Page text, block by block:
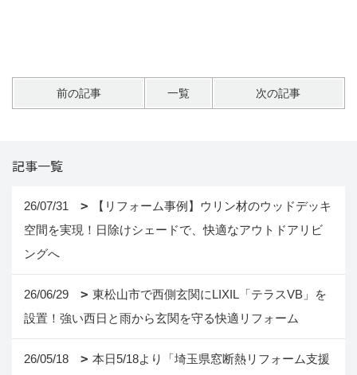
前の記事 一覧 次の記事
記事一覧
26/07/31
【リフォーム事例】ウリン材のウッドデッキ
空間を実現！日除けシェードで、快適なアウトドアリビ
ングへ
26/06/29
東松山市で西側玄関にLIXIL「テラスVB」を
設置！強い西日と雨から玄関を守る快適リフォーム
26/05/18
本日5/18より「埼玉県窓断熱リフォーム支援